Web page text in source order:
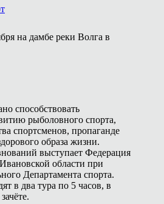
на дамбе реки Волга в
способствовать
рыболовного спорта,
спортсменов, пропаганде
образа жизни.
выступает Федерация
области при
Департамента спорта.
в два тура по 5 часов, в